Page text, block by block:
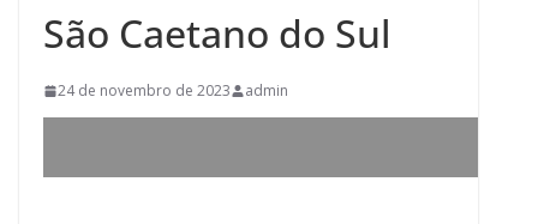
São Caetano do Sul
24 de novembro de 2023 admin